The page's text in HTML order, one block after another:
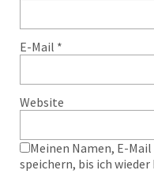
E-Mail *
Website
Meinen Namen, E-
speichern, bis ich